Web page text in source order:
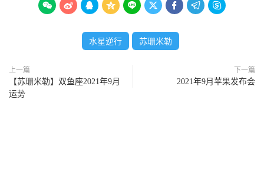
        
水星逆行 苏珊米勒
上一篇
【苏珊米勒】双鱼座2021年9月
运势
下一篇
2021年9月苹果发布会